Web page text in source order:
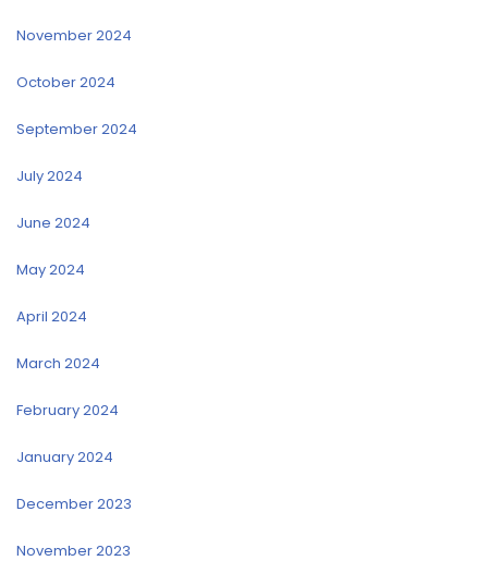
November 2024
October 2024
September 2024
July 2024
June 2024
May 2024
April 2024
March 2024
February 2024
January 2024
December 2023
November 2023